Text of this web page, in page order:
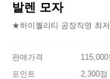
발렌 모자
★하이퀄리티 공장직영 최
판매가격
115,000
포인트
2,300점